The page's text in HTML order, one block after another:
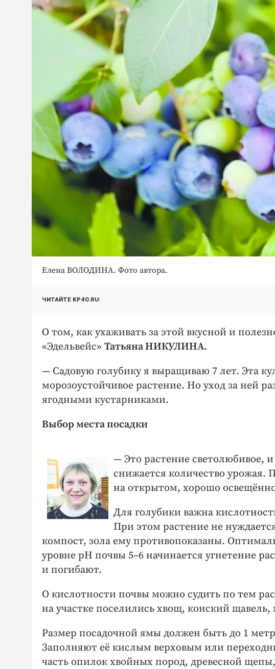
Елена ВОЛОДИНА. Фото автора.
ЧИТАЙТЕ KP40.RU:
О том, как ухаживать за этой вкусной и
«Эдельвейс» Татьяна НИКУЛИНА.
— Садовую голубику я выращиваю 7 лет. Эта
морозоустойчивое растение. Но уход за ней
ягодными кустарниками.
Выбор места посадки
— Это растение светолюбивое,
снижается количество урожая.
на открытом, хорошо
Для голубики важна
При этом растение не
компост, зола ему противопоказаны.
уровне рН почвы 5–6 начинается угнетение
и погибают.
О кислотности почвы можно судить по тем
на участке поселились хвощ, конский
Размер посадочной ямы должен быть до 1
Заполняют её кислым верховым или
часть опилок хвойных пород, древесной